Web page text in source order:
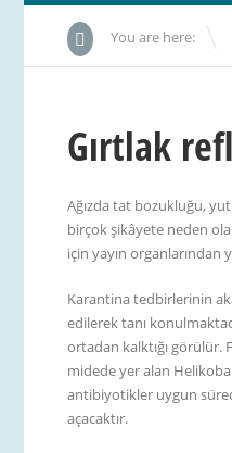
You are here:
Gırtlak
Ağızda tat bozukluğu,
birçok şikâyete neden
için yayın organlarından
Karantina tedbirlerinin
edilerek tanı
ortadan kalktığı görülür.
midede yer alan
antibiyotikler uygun
açacaktır.